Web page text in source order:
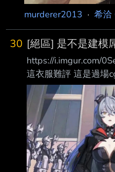
murderer2013 · 希洽
30 [絕區] 是不是建模
https://i.imgur.com/
這衣服難評 這是過場
https://i.imgur.com/
https://i.imgur.com/
喔！！！ 火神皮衣sp
https://i.imgur.com/
== 直接扁掉 --